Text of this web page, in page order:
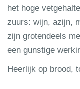
het hoge
zuurs: wijn, azijn,
zijn grotendeels
een gunstige
Heerlijk op brood,